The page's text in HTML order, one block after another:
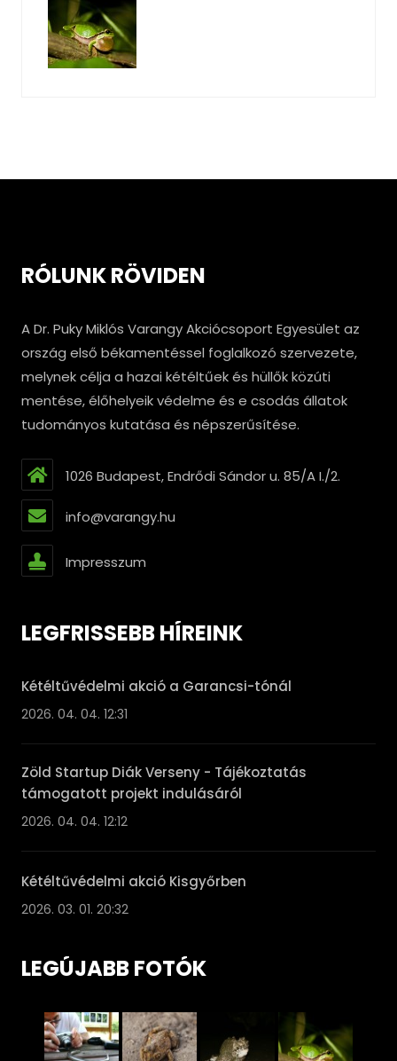
RÓLUNK RÖVIDEN
A Dr. Puky Miklós Varangy Akciócsoport Egyesület az
ország első békamentéssel foglalkozó szervezete,
melynek célja a hazai kétéltűek és hüllők közúti
mentése, élőhelyeik védelme és e csodás állatok
tudományos kutatása és népszerűsítése.
1026 Budapest, Endrődi Sándor u. 85/A I./2.
info@varangy.hu
Impresszum
LEGFRISSEBB HÍREINK
Kétéltűvédelmi akció a Garancsi-tónál
2026. 04. 04. 12:31
Zöld Startup Diák Verseny - Tájékoztatás
támogatott projekt indulásáról
2026. 04. 04. 12:12
Kétéltűvédelmi akció Kisgyőrben
2026. 03. 01. 20:32
LEGÚJABB FOTÓK